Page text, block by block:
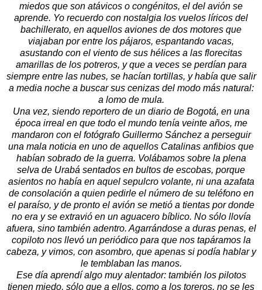
miedos que son atávicos o congénitos, el del avión se
aprende. Yo recuerdo con nostalgia los vuelos líricos del
bachillerato, en aquellos aviones de dos motores que
viajaban por entre los pájaros, espantando vacas,
asustando con el viento de sus hélices a las florecitas
amarillas de los potreros, y que a veces se perdían para
siempre entre las nubes, se hacían tortillas, y había que salir
a media noche a buscar sus cenizas del modo más natural:
a lomo de mula.
Una vez, siendo reportero de un diario de Bogotá, en una
época irreal en que todo el mundo tenía veinte años, me
mandaron con el fotógrafo Guillermo Sánchez a perseguir
una mala noticia en uno de aquellos Catalinas anfibios que
habían sobrado de la guerra. Volábamos sobre la plena
selva de Urabá sentados en bultos de escobas, porque
asientos no había en aquel sepulcro volante, ni una azafata
de consolación a quien pedirle el número de su teléfono en
el paraíso, y de pronto el avión se metió a tientas por donde
no era y se extravió en un aguacero bíblico. No sólo llovía
afuera, sino también adentro. Agarrándose a duras penas, el
copiloto nos llevó un periódico para que nos tapáramos la
cabeza, y vimos, con asombro, que apenas si podía hablar y
le temblaban las manos.
Ese día aprendí algo muy alentador: también los pilotos
tienen miedo, sólo que a ellos, como a los toreros, no se les